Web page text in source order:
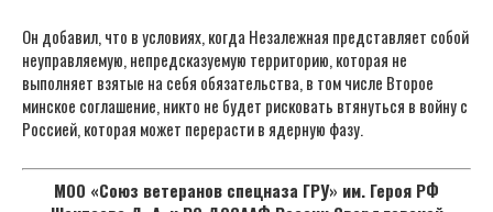
Он добавил, что в условиях, когда Незалежная представляет собой
неуправляемую, непредсказуемую территорию, которая не
выполняет взятые на себя обязательства, в том числе Второе
минское соглашение, никто не будет рисковать втянуться в войну с
Россией, которая может перерасти в ядерную фазу.
МОО «Союз ветеранов спецназа ГРУ» им. Героя РФ